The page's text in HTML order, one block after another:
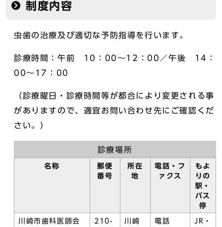
制度内容
虫歯の治療及び適切な予防指導を行います。
診療時間：午前 10：00～12：00／午後 14：
00～17：00
（診療曜日・診療時間等が都合により変更される事
がありますので、適宜お問い合わせ先にご確認くだ
さい。）
診療場所
名称
郵便
番号
所在
地
電話・フ
ァクス
もよ
りの
駅・
バス
停
川崎市歯科医師会
210-
川崎
電話
JR・